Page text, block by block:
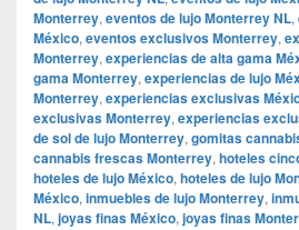
Monterrey, eventos de lujo Monterrey NL,
México, eventos exclusivos Monterrey,
Monterrey, experiencias de alta gama
gama Monterrey, experiencias de lujo
Monterrey, experiencias exclusivas
exclusivas Monterrey, experiencias
de sol de lujo Monterrey, gomitas
cannabis frescas Monterrey, hoteles
hoteles de lujo México, hoteles de lujo
México, inmuebles de lujo Monterrey,
NL, joyas finas México, joyas finas